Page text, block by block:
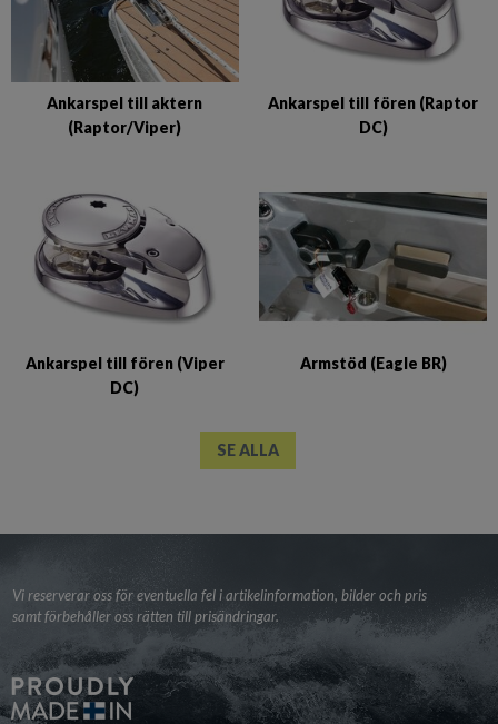
Ankarspel till aktern
(Raptor/Viper)
Ankarspel till fören (Raptor
DC)
Ankarspel till fören (Viper
DC)
Armstöd (Eagle BR)
SE ALLA
Vi reserverar oss för eventuella fel i artikelinformation, bilder och pris
samt förbehåller oss rätten till prisändringar.